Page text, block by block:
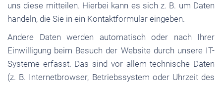
uns diese mitteilen. Hierbei kann es sich z. B. um Daten
handeln, die Sie in ein Kontaktformular eingeben.
Andere Daten werden automatisch oder nach Ihrer
Einwilligung beim Besuch der Website durch unsere IT-
Systeme erfasst. Das sind vor allem technische Daten
(z. B. Internetbrowser, Betriebssystem oder Uhrzeit des